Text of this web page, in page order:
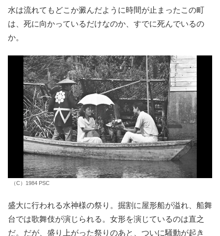
水は流れてもどこか澱んだように時間が止まったこの町
は、死に向かっているだけなのか、すでに死んでいるの
か。
（C）1984 PSC
盛大に行われる水神様の祭り。掘割に屋形船が溢れ、船舞
台では歌舞伎が演じられる。女形を演じているのは直之
だ。だが、盛り上がった祭りのあと、ついに騒動が起き